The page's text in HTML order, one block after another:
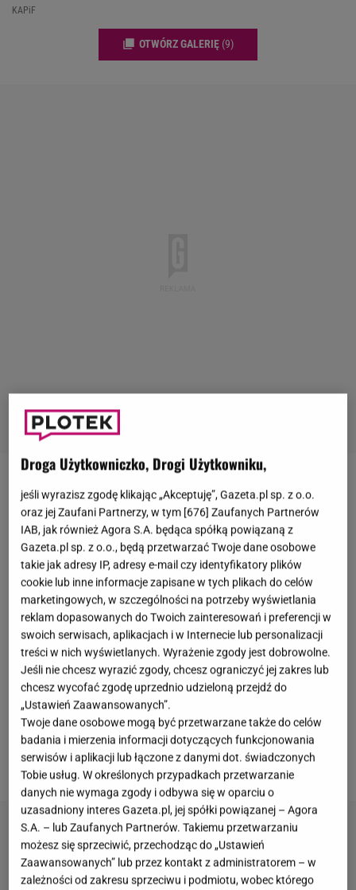
KAPiF
OTWÓRZ GALERIĘ (9)
W 2020 rokuMagda Mołekzakończyła 16-letnią
współpracę zTVN-em i zapowiedziała odejście z
telewizji. Dziennikarka otworzyła kanał na YouTubie,
gdzie przeprowadza rozmowy z zaproszonymi
gośćmi. W marcu tego roku w rozmowie z
JastrząbPost podkreślała, że nie żałuje podjętej
decyzji, a za telewizją nie tęskni. Z informacji, do
których dotarła Plejada, wynika jednak zgoła co
innego. Informator serwisu związany z produkcją
"Tańca z Gwiazdami"przekazał, że Mołek zgodziła
się zostać uczestniczką tanecznego show, po cichu
licząc, że powrót na antenę może okazać się
długofalową inwestycją.
Droga Użytkowniczko, Drogi Użytkowniku,
jeśli wyrazisz zgodę klikając „Akceptuję”, Gazeta.pl sp. z o.o.
oraz jej Zaufani Partnerzy, w tym [676] Zaufanych Partnerów
IAB, jak również Agora S.A. będąca spółką powiązaną z
Gazeta.pl sp. z o.o., będą przetwarzać Twoje dane osobowe
takie jak adresy IP, adresy e-mail czy identyfikatory plików
cookie lub inne informacje zapisane w tych plikach do celów
marketingowych, w szczególności na potrzeby wyświetlania
reklam dopasowanych do Twoich zainteresowań i preferencji w
swoich serwisach, aplikacjach i w Internecie lub personalizacji
treści w nich wyświetlanych. Wyrażenie zgody jest dobrowolne.
Jeśli nie chcesz wyrazić zgody, chcesz ograniczyć jej zakres lub
chcesz wycofać zgodę uprzednio udzieloną przejdź do
„Ustawień Zaawansowanych”.
Twoje dane osobowe mogą być przetwarzane także do celów
badania i mierzenia informacji dotyczących funkcjonowania
serwisów i aplikacji lub łączone z danymi dot. świadczonych
Tobie usług. W określonych przypadkach przetwarzanie
danych nie wymaga zgody i odbywa się w oparciu o
uzasadniony interes Gazeta.pl, jej spółki powiązanej – Agora
S.A. – lub Zaufanych Partnerów. Takiemu przetwarzaniu
możesz się sprzeciwić, przechodząc do „Ustawień
Zaawansowanych” lub przez kontakt z administratorem – w
zależności od zakresu sprzeciwu i podmiotu, wobec którego